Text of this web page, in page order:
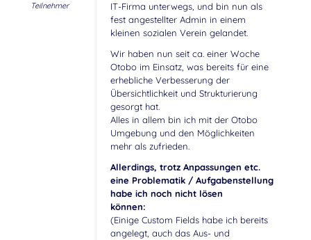
Teilnehmer
IT-Firma unterwegs, und bin nun als
fest angestellter Admin in einem
kleinen sozialen Verein gelandet.
Wir haben nun seit ca. einer Woche
Otobo im Einsatz, was bereits für eine
erhebliche Verbesserung der
Übersichtlichkeit und Strukturierung
gesorgt hat.
Alles in allem bin ich mit der Otobo
Umgebung und den Möglichkeiten
mehr als zufrieden.
Allerdings, trotz Anpassungen etc.
eine Problematik / Aufgabenstellung
habe ich noch nicht lösen
können:
(Einige Custom Fields habe ich bereits
angelegt, auch das Aus- und